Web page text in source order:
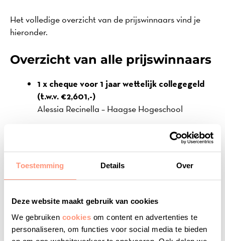
Toestemming Details Over
Deze website maakt gebruik van cookies
We gebruiken cookies om content en advertenties te
personaliseren, om functies voor social media te bieden
Het volledige overzicht van de prijswinnaars vind je
hieronder.
Overzicht van alle prijswinnaars
1 x cheque voor 1 jaar wettelijk collegegeld
(t.w.v. €2,601,-)
Alessia Recinella – Haagse Hogeschool
Daniël von Meijenfeldt – University College
Roosevelt / Universiteit Utrecht
Bianca Slab – Rijksuniversiteit Groningen
Maéva van Beurden – Avans Hogeschool
Naima Clements – Hogeschool Rotterdam